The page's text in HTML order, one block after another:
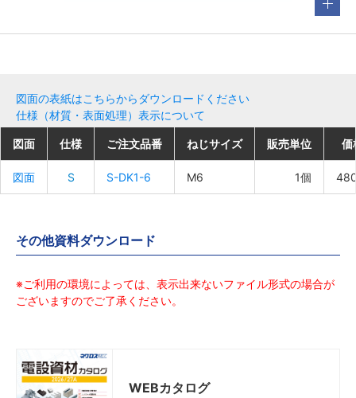
図面の表紙はこちらからダウンロードください
仕様（材質・表面処理）表示について
図面 仕様 ご注文品番 ねじサイズ 販売単位 価
図面 S S-DK1-6 M6 1個
図面 仕様 ご注文品番 ねじサイズ 販売単位 価
図面 S S-DK1-6 M6 1個
図面 仕様 ご注文品番 ねじサイズ 販売単位 価
図面 S S-DK1-6 M6 1個
図面 仕様 ご注文品番 ねじサイズ 販売単位 価
図面 S S-DK1-6 M6 1個
その他資料ダウンロード
※ご利用の環境によっては、表示出来ないファイル形式の場合が
ございますのでご了承ください。
WEBカタログ